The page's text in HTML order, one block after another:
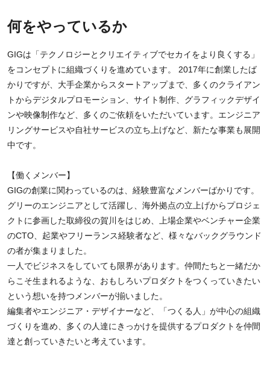
何をやっているか
GIGは「テクノロジーとクリエイティブでセカイをより良くする」
をコンセプトに組織づくりを進めています。 2017年に創業したば
かりですが、大手企業からスタートアップまで、多くのクライアン
トからデジタルプロモーション、サイト制作、グラフィックデザイ
ンや映像制作など、多くのご依頼をいただいています。エンジニア
リングサービスや自社サービスの立ち上げなど、新たな事業も展開
中です。
【働くメンバー】
GIGの創業に関わっているのは、経験豊富なメンバーばかりです。
グリーのエンジニアとして活躍し、海外拠点の立上げからプロジェ
クトに参画した取締役の賀川をはじめ、上場企業やベンチャー企業
のCTO、起業やフリーランス経験者など、様々なバックグラウンド
の者が集まりました。
一人でビジネスをしていても限界があります。仲間たちと一緒だか
らこそ生まれるような、おもしろいプロダクトをつくっていきたい
という想いを持つメンバーが揃いました。
編集者やエンジニア・デザイナーなど、「つくる人」が中心の組織
づくりを進め、多くの人達にきっかけを提供するプロダクトを仲間
達と創っていきたいと考えています。